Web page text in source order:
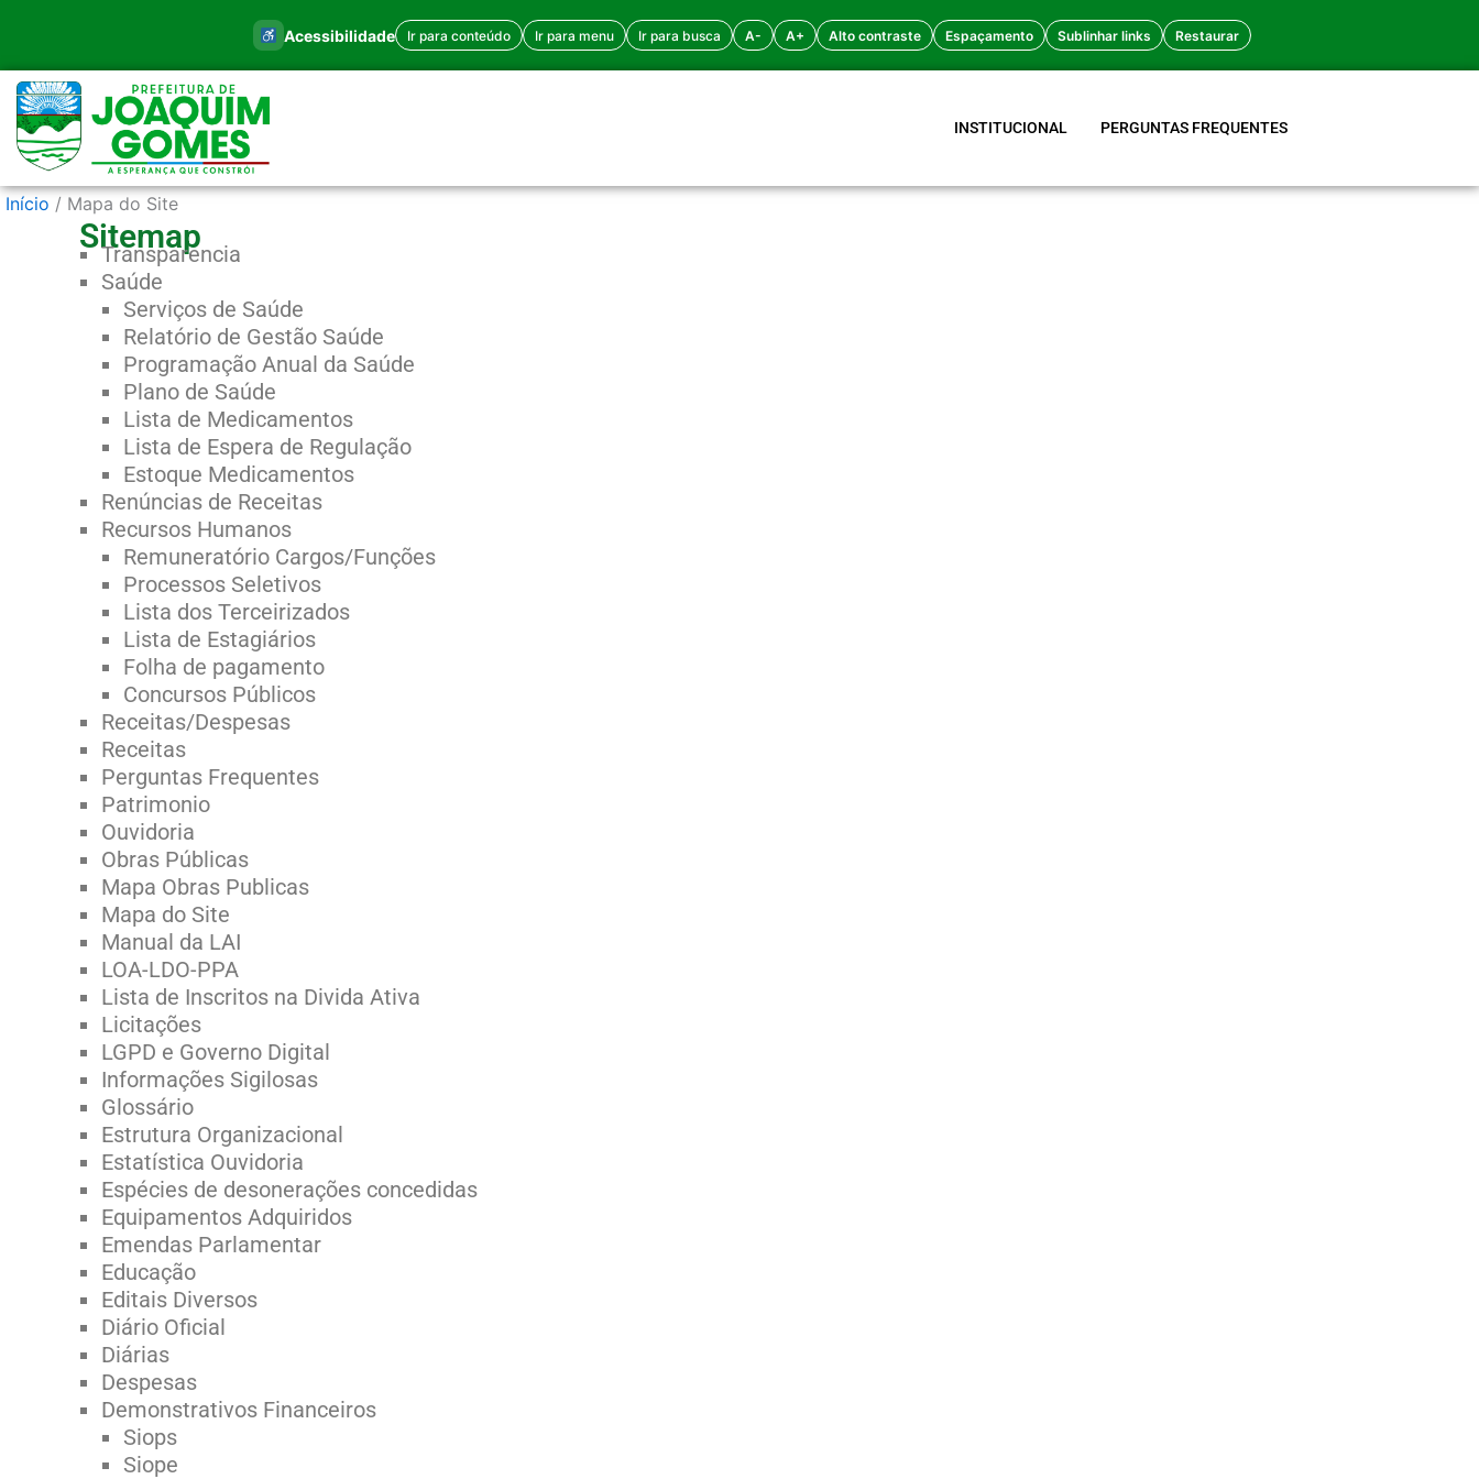
o
conteúdo
Acessibilidade Ir para conteúdo Ir para menu Ir para busca A- A+ Alto contraste Espaçamento Sublinhar links Restaurar
INSTITUCIONAL PERGUNTAS FREQUENTES
Início Mapa do Site
Sitemap
Transparencia
Saúde
Serviços de Saúde
Relatório de Gestão Saúde
Programação Anual da Saúde
Plano de Saúde
Lista de Medicamentos
Lista de Espera de Regulação
Estoque Medicamentos
Renúncias de Receitas
Recursos Humanos
Remuneratório Cargos/Funções
Processos Seletivos
Lista dos Terceirizados
Lista de Estagiários
Folha de pagamento
Concursos Públicos
Receitas/Despesas
Receitas
Perguntas Frequentes
Patrimonio
Ouvidoria
Obras Públicas
Mapa Obras Publicas
Mapa do Site
Manual da LAI
LOA-LDO-PPA
Lista de Inscritos na Divida Ativa
Licitações
LGPD e Governo Digital
Informações Sigilosas
Glossário
Estrutura Organizacional
Estatística Ouvidoria
Espécies de desonerações concedidas
Equipamentos Adquiridos
Emendas Parlamentar
Educação
Editais Diversos
Diário Oficial
Diárias
Despesas
Demonstrativos Financeiros
Siops
Siope